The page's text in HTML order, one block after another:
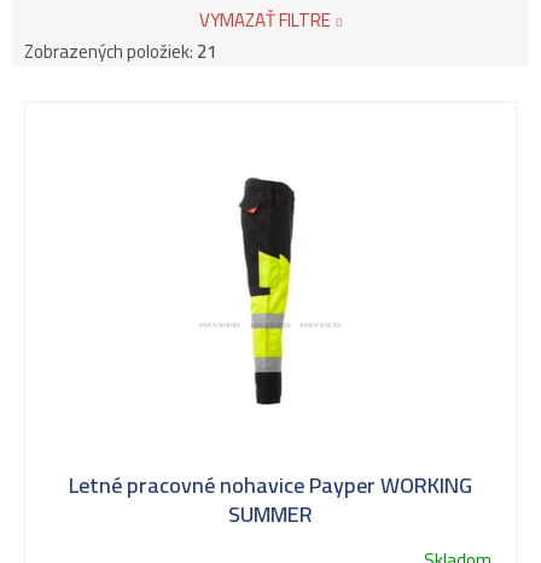
VYMAZAŤ FILTRE
Zobrazených položiek:21
Letné pracovné nohavice Payper WORKING
SUMMER